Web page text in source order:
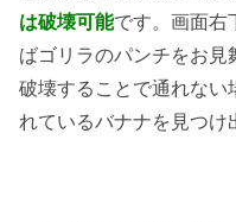
は破壊可能です。画面右
ばゴリラのパンチをお見
破壊することで通れない
れているバナナを見つけ